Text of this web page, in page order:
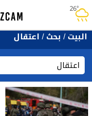
26°rainy
البيت/بحث/اعتقال